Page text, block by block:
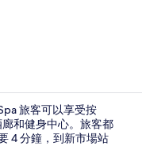
旅客可以享受按
和健身中心。旅客都
4 分鐘，到新市場站